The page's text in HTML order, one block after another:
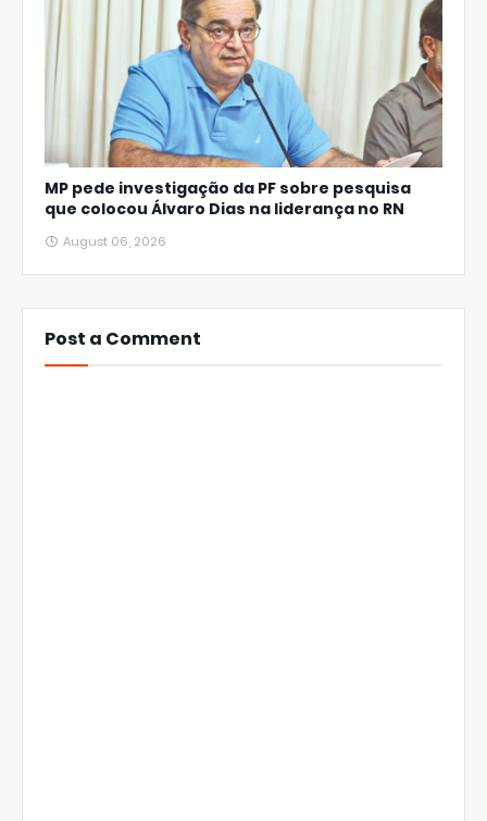
MP pede investigação da PF sobre pesquisa
que colocou Álvaro Dias na liderança no RN
August 06, 2026
Post a Comment